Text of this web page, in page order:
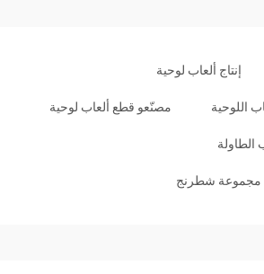
إنتاج ألعاب لوحية
اللوحية مصنّعو قطع ألعاب لوحية
الطاولة
مجموعة شطرنج